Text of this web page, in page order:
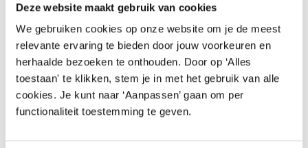
Deze website maakt gebruik van cookies
We gebruiken cookies op onze website om je de meest
relevante ervaring te bieden door jouw voorkeuren en
herhaalde bezoeken te onthouden. Door op ‘Alles
toestaan' te klikken, stem je in met het gebruik van alle
cookies. Je kunt naar ‘Aanpassen’ gaan om per
functionaliteit toestemming te geven.
COH-projecten
COH-projecten die passen bij deze Kunstenaar in de
klas.